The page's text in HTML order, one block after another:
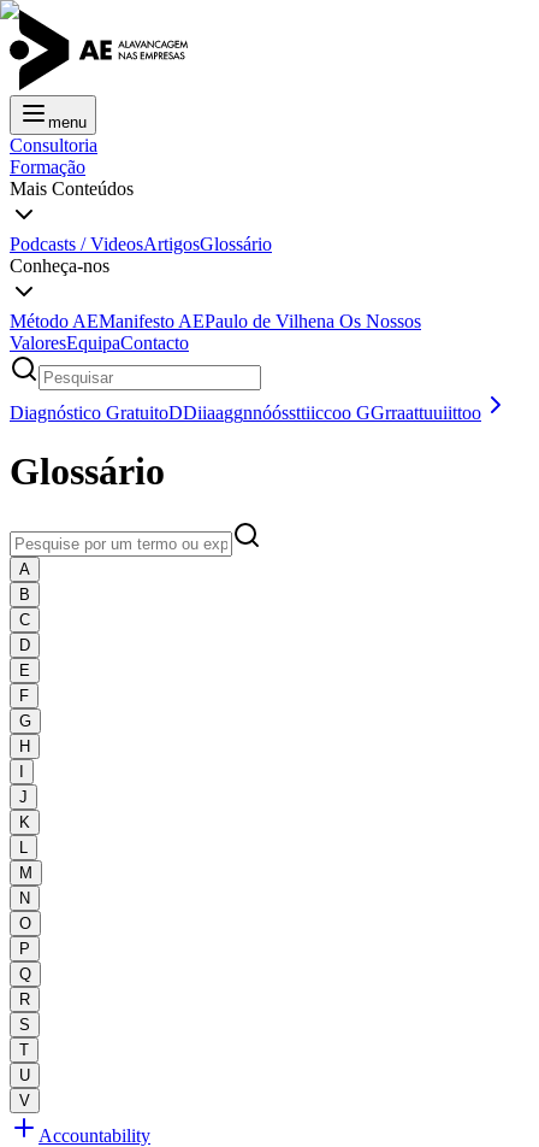
menu
Consultoria
Formação
Mais Conteúdos
Podcasts / VideosArtigosGlossário
Conheça-nos
Método AEManifesto AEPaulo de Vilhena Os Nossos
ValoresEquipaContacto
Diagnóstico GratuitoDDiiaaggnnóóssttiiccoo GGrraattuuiittoo
Glossário
A
B
C
D
E
F
G
H
J
K
M
N
O
P
Q
R
S
T
U
V
Accountability